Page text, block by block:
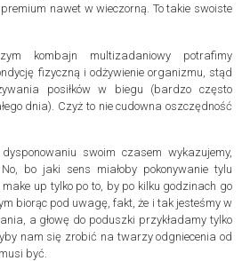
nawet w wieczorną. To takie swoiste
kombajn multizadaniowy potrafimy
fizyczną i odżywienie organizmu, stąd
posiłków w biegu (bardzo często
dnia). Czyż to nie cudowna oszczędność
swoim czasem wykazujemy,
bo jaki sens miałoby pokonywanie tylu
make up tylko po to, by po kilku godzinach go
biorąc pod uwagę, fakt, że i tak jesteśmy w
a głowę do poduszki przykładamy tylko
nam się zrobić na twarzy odgniecenia od
być.